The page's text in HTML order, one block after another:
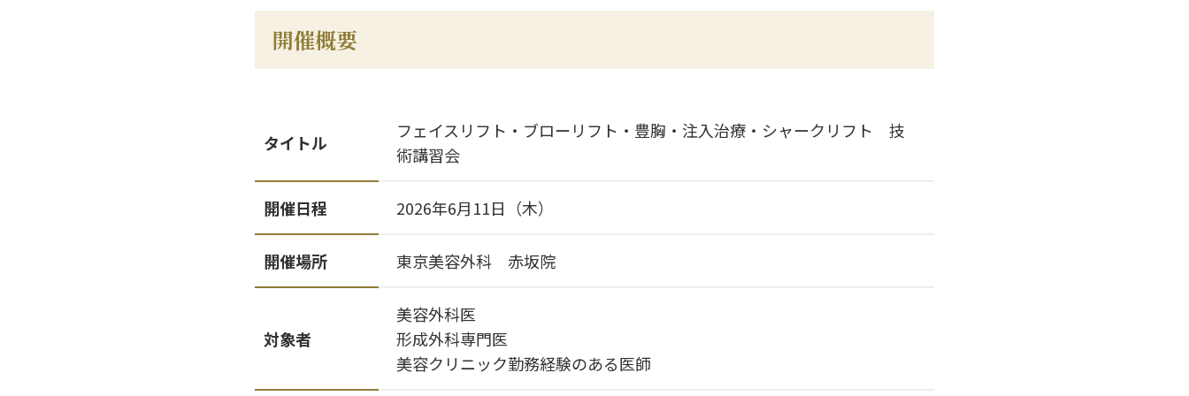
開催概要
タイトル
フェイスリフト・ブローリフト・豊胸・注入治療・シャークリフト 技
術講習会
開催日程 2026年6月11日（木）
開催場所 東京美容外科 赤坂院
対象者
美容外科医
形成外科専門医
美容クリニック勤務経験のある医師